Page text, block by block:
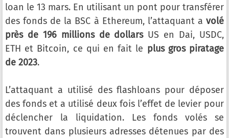
loan le 13 mars. En utilisant un pont pour transférer
des fonds de la BSC à Ethereum, l’attaquant a volé
près de 196 millions de dollarsUS en Dai, USDC,
ETH et Bitcoin, ce qui en fait le plus gros piratage
de 2023.
L’attaquant a utilisé des flashloans pour déposer
des fonds et a utilisé deux fois l’effet de levier pour
déclencher la liquidation. Les fonds volés se
trouvent dans plusieurs adresses détenues par des